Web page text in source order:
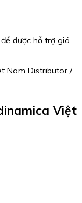
được hỗ trợ giá
Nam Distributor /
Việt